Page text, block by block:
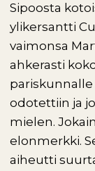
Sipoosta
ylikersantti
vaimonsa
ahkerasti
pariskunnalle
odotettiin ja
mielen.
elonmerkki.
aiheutti